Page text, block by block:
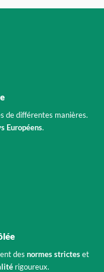
de différentes manières.
Européens.
des normes stricteset
rigoureux.